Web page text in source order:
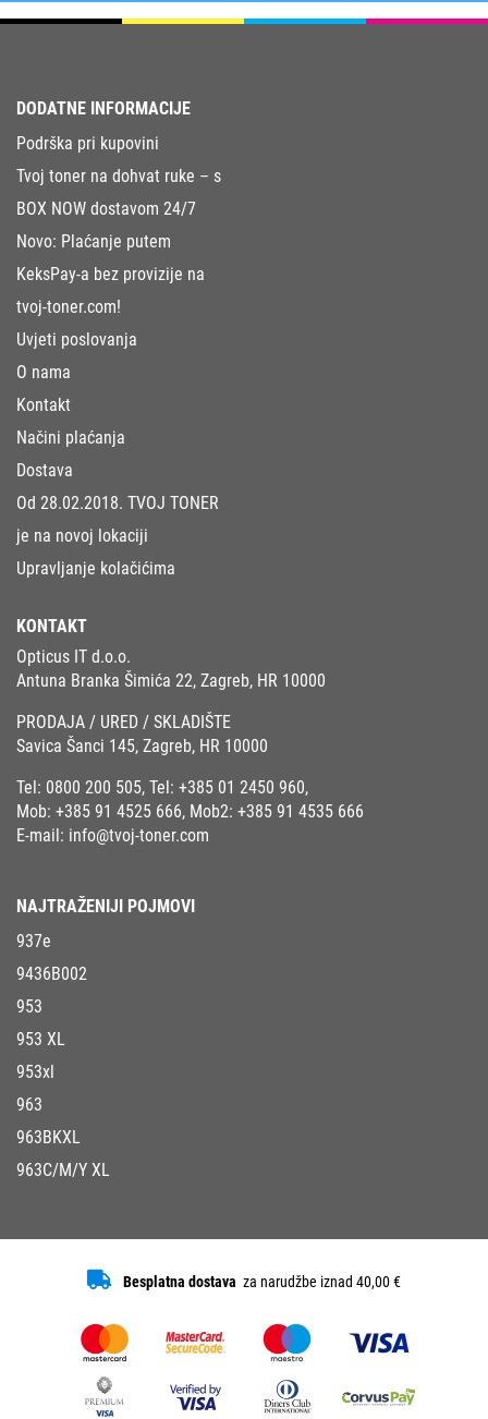
DODATNE INFORMACIJE
Podrška pri kupovini
Tvoj toner na dohvat ruke – s
BOX NOW dostavom 24/7
Novo: Plaćanje putem
KeksPay-a bez provizije na
tvoj-toner.com!
Uvjeti poslovanja
O nama
Kontakt
Načini plaćanja
Dostava
Od 28.02.2018. TVOJ TONER
je na novoj lokaciji
Upravljanje kolačićima
KONTAKT
Opticus IT d.o.o.
Antuna Branka Šimića 22, Zagreb, HR 10000
PRODAJA / URED / SKLADIŠTE
Savica Šanci 145, Zagreb, HR 10000
Tel: 0800 200 505, Tel: +385 01 2450 960,
Mob: +385 91 4525 666, Mob2: +385 91 4535 666
E-mail: info@tvoj-toner.com
NAJTRAŽENIJI POJMOVI
937e
9436B002
953
953 XL
953xl
963
963BKXL
963C/M/Y XL
Besplatna dostava za narudžbe iznad 40,00 €